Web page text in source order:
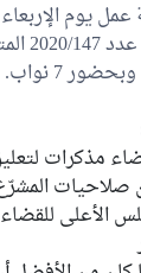
في
مذكرات
الأعلى